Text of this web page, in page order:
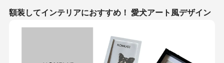
額装してインテリアにおすすめ！ 愛犬アート風デザイン